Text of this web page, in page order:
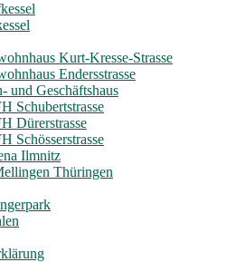
Kurt-Kresse-Strasse
Endersstrasse
und Geschäftshaus
Schubertstrasse
Dürerstrasse
Schösserstrasse
Ilmnitz
Thüringen